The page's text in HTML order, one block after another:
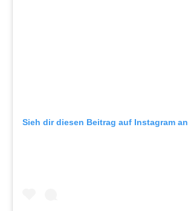
Sieh dir diesen Beitrag auf Instagram an